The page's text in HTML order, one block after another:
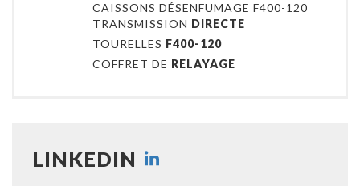
CAISSONS DÉSENFUMAGE F400-120
TRANSMISSION DIRECTE
TOURELLES F400-120
COFFRET DE RELAYAGE
LINKEDIN